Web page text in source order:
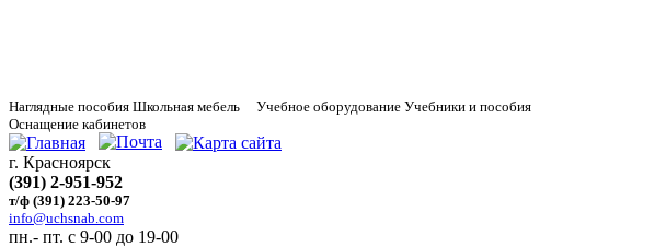
Наглядные пособия Школьная мебель Учебное оборудование Учебники и пособия
Оснащение кабинетов
г. Красноярск
(391) 2-951-952
т/ф (391) 223-50-97
info@uchsnab.com
пн.- пт. с 9-00 до 19-00